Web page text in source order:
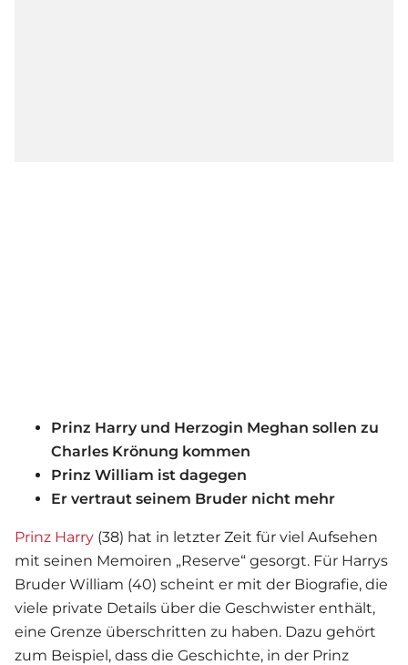
Prinz Harry und Herzogin Meghan sollen zu
Charles Krönung kommen
Prinz William ist dagegen
Er vertraut seinem Bruder nicht mehr
Prinz Harry (38) hat in letzter Zeit für viel Aufsehen
mit seinen Memoiren „Reserve“ gesorgt. Für Harrys
Bruder William (40) scheint er mit der Biografie, die
viele private Details über die Geschwister enthält,
eine Grenze überschritten zu haben. Dazu gehört
zum Beispiel, dass die Geschichte, in der Prinz